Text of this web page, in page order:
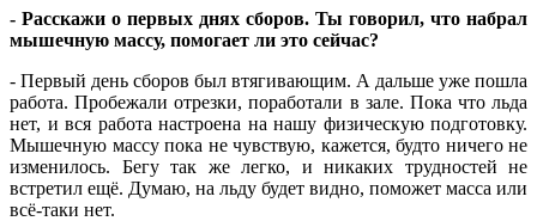
- Расскажи о первых днях сборов. Ты говорил, что набрал
мышечную массу, помогает ли это сейчас?
- Первый день сборов был втягивающим. А дальше уже пошла
работа. Пробежали отрезки, поработали в зале. Пока что льда
нет, и вся работа настроена на нашу физическую подготовку.
Мышечную массу пока не чувствую, кажется, будто ничего не
изменилось. Бегу так же легко, и никаких трудностей не
встретил ещё. Думаю, на льду будет видно, поможет масса или
всё-таки нет.